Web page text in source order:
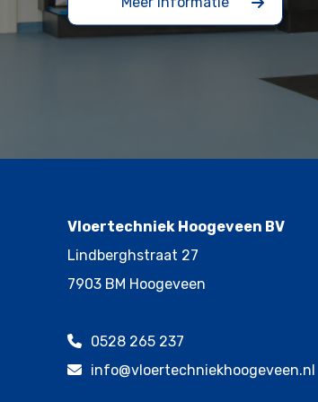
Vloertechniek Hoogeveen BV
Lindberghstraat 27
7903 BM Hoogeveen
0528 265 237
info@vloertechniekhoogeveen.nl